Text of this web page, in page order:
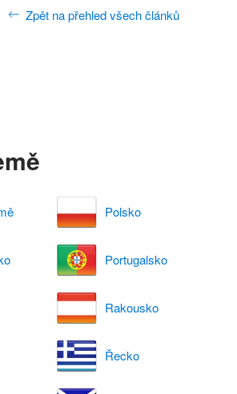
Zpět na přehled všech článků
Polsko
Portugalsko
Rakousko
Řecko